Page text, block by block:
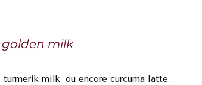
milk
milk, ou encore curcuma latte,